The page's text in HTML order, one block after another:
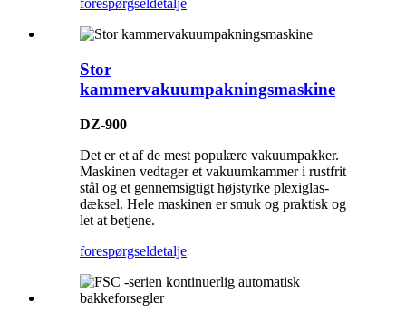
forespørgseldetalje
Stor
kammervakuumpakningsmaskine
DZ-900
Det er et af de mest populære vakuumpakker.
Maskinen vedtager et vakuumkammer i rustfrit
stål og et gennemsigtigt højstyrke plexiglas-
dæksel. Hele maskinen er smuk og praktisk og
let at betjene.
forespørgseldetalje